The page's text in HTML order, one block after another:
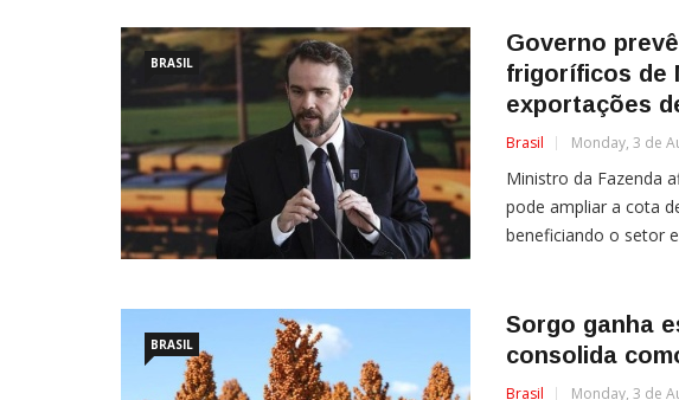
BRASIL
Governo
frigoríficos de
exportações
Brasil Monday, 3 de
Ministro da Fazenda
pode ampliar a cota
beneficiando o setor
BRASIL
Sorgo ganha
consolida
Brasil Monday, 3 de